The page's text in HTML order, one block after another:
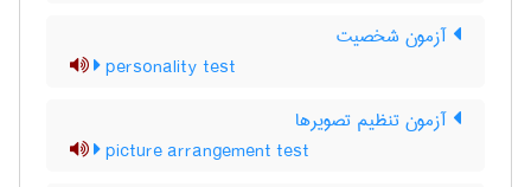
آزمون شخصیت
personality test
آزمون تنظیم تصویرها
picture arrangement test